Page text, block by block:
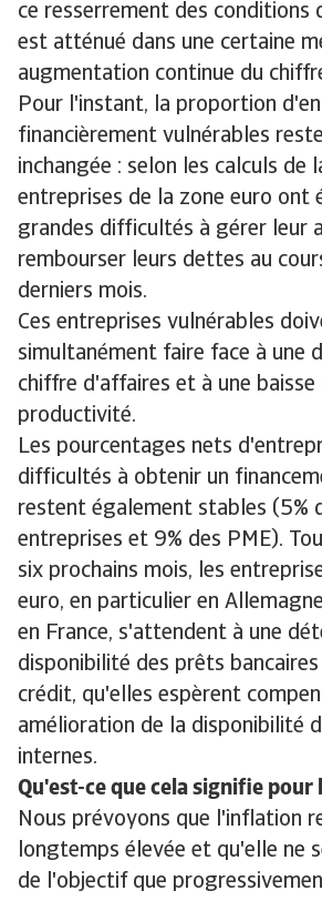
ce resserrement des conditions
est atténué dans une certaine
augmentation continue du
Pour l'instant, la proportion
financièrement vulnérables
inchangée : selon les calculs de
entreprises de la zone euro ont
grandes difficultés à gérer leur
rembourser leurs dettes au
derniers mois.
Ces entreprises vulnérables
simultanément faire face à une
chiffre d'affaires et à une baisse
productivité.
Les pourcentages nets
difficultés à obtenir un
restent également stables (5%
entreprises et 9% des PME).
six prochains mois, les
euro, en particulier en
en France, s'attendent à une
disponibilité des prêts
crédit, qu'elles espèrent
amélioration de la disponibilité
internes.
Qu'est-ce que cela signifie pour
Nous prévoyons que l'inflation
longtemps élevée et qu'elle ne
de l'objectif que